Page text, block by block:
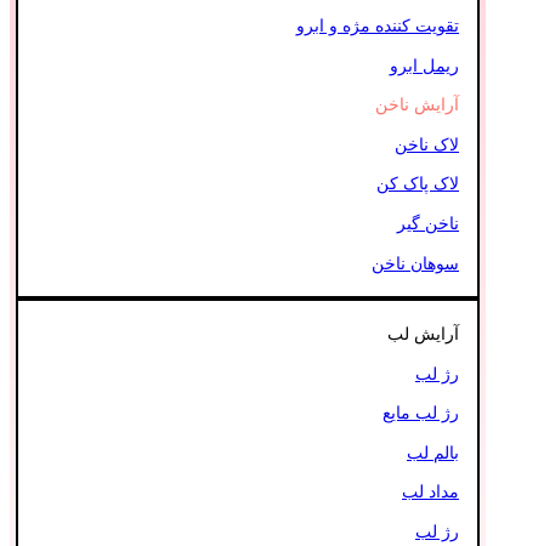
تقویت کننده مژه و ابرو
ریمل ابرو
آرایش ناخن
لاک ناخن
لاک پاک کن
ناخن گیر
سوهان ناخن
آرایش لب
رژ لب
رژ لب مایع
بالم لب
مداد لب
رژ لب